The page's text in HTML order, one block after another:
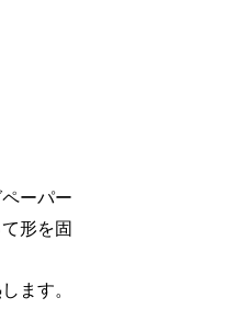
ーパー
形を固
ます。